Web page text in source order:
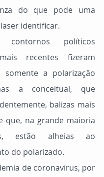
do que pode uma
identificar.
recentes fizeram
a polarização
a conceitual, que
balizas mais
que, na grande maioria
estão alheias ao
do polarizado.